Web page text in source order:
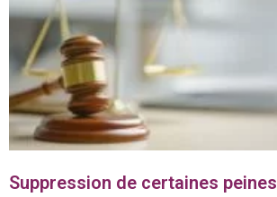
Suppression de certaines peines